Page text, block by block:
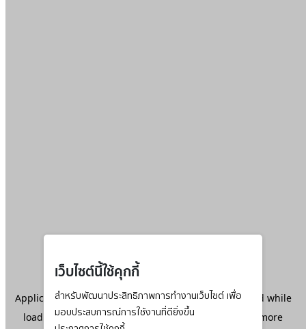
เว็บไซต์นี้ใช้คุกกี้
สำหรับพัฒนาประสิทธิภาพการทำงานเว็บไซต์ เพื่อ
มอบประสบการณ์การใช้งานที่ดียิ่งขึ้น
Application error: aclient-side exception has occurred while
loadingwww.ktc.co.th(see the browser console
for more